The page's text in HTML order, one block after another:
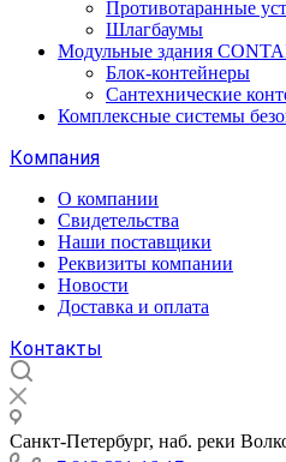
Противотаранные
Шлагбаумы
Модульные здания
Блок-контейнеры
Сантехнические
Комплексные системы
Компания
О компании
Свидетельства
Наши поставщики
Реквизиты компании
Новости
Доставка и оплата
Контакты
Санкт-Петербург, наб. реки